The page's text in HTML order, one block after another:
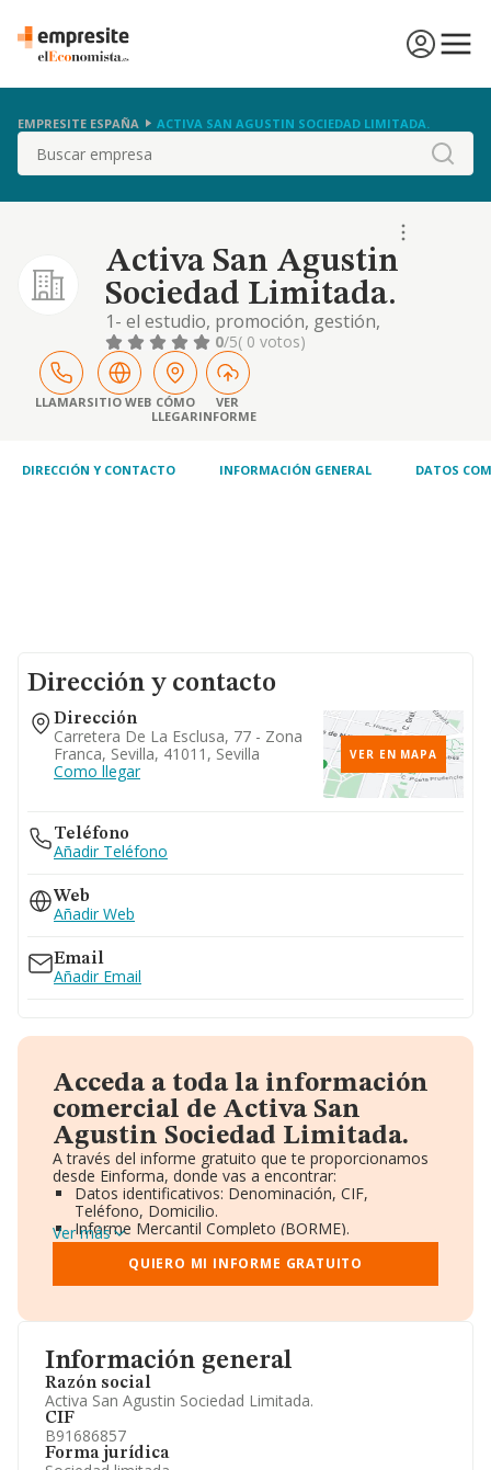
EMPRESITE ESPAÑA ACTIVA SAN AGUSTIN SOCIEDAD LIMITADA.
Buscar
Activa San Agustin
Sociedad Limitada.
1- el estudio, promoción, gestión,
adquisición, venta, disposición, explotación,
planificación, desarrollo, construcción y
ejecución de toda clase de obras,
directamente o por cuenta de terceros,
sobre solares, terrenos, conjuntos
promociones inmobiliarias.
0/5( 0 votos)
LLAMARSITIO WEB CÓMO
LLEGAR
VER
INFORME
DIRECCIÓN Y CONTACTO INFORMACIÓN GENERAL DATOS
Información general
Razón social
Activa San Agustin Sociedad Limitada.
CIF
B91686857
Forma jurídica
Dirección y contacto
Dirección
Carretera De La Esclusa, 77 - Zona
Franca, Sevilla, 41011, Sevilla
Como llegar
VER EN MAPA
Teléfono
Añadir Teléfono
Web
Añadir Web
Email
Añadir Email
Acceda a toda la información
comercial de Activa San
Agustin Sociedad Limitada.
A través del informe gratuito que te proporcionamos
desde Einforma, donde vas a encontrar:
Datos identificativos: Denominación, CIF,
Teléfono, Domicilio.
Informe Mercantil Completo (BORME).
Gráficos de Evolución Ventas y Empleados.
Consejo de Administración y Administradores.
Directivos y Ejecutivos.
Información oficial y registral complementaria.
Ver más
QUIERO MI INFORME GRATUITO